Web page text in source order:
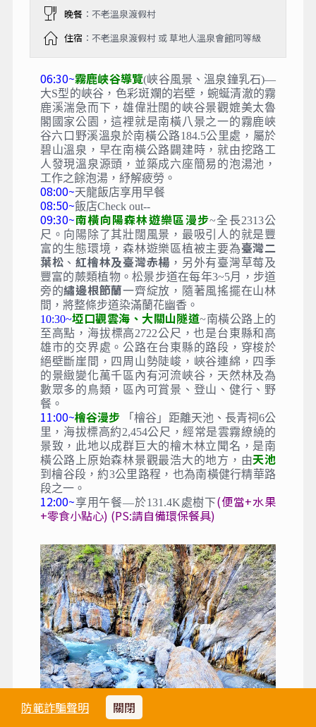
防範詐騙聲明 關閉
晨喚-霧鹿峽谷導覽-早餐-向陽
松景步道-啞口觀雲海-大關山隧
道-檜谷漫步-天池-梅山口遊客
中心-不老溫泉渡假村
早餐：飯店內
午餐：便當+水果+零食小點心
晚餐：不老溫泉渡假村
住宿：不老溫泉渡假村 或 草地人溫泉會館同等級
06:30~霧鹿峽谷導覽(峽谷風景、溫泉鐘乳石)—
大S型的峽谷，色彩斑斕的岩壁，蜿蜒清澈的霧
鹿溪湍急而下，雄偉壯闊的峽谷景觀媲美太魯
閣國家公園，這裡就是南橫八景之一的霧鹿峽
谷六口野溪溫泉於南橫公路184.5公里處，屬於
碧山溫泉，早在南橫公路闢建時，就由挖路工
人發現溫泉源頭，並築成六座簡易的泡湯池，
工作之餘泡湯，紓解疲勞。
08:00~天龍飯店享用早餐
08:50~飯店Check out--
09:30~南橫向陽森林遊樂區漫步~全長2313公
尺。向陽除了其壯闊風景，最吸引人的就是豐
富的生態環境，森林遊樂區植被主要為
葉松、紅檜林及臺灣赤楊，另外有臺灣草莓及
豐富的蕨類植物。松景步道在每年3~5月，步道
旁的 繡邊根節蘭一齊綻放，隨著風搖擺在山林
間，將整條步道染滿蘭花幽香。
10:30~埡口觀雲海、大關山隧道~南橫公路上的
至高點，海拔標高2722公尺，也是台東縣和高
雄市的交界處。公路在台東縣的路段，穿梭於
絕壁斷崖間，四周山勢陡峻，峽谷連綿，四季
數眾多的鳥類，區內可賞景、登山、健行、野
餐。
11:00~檜谷漫步「檜谷」距離天池、長青祠6公
里，海拔標高約2,454公尺，經常是雲霧繚繞的
景致，此地以成群巨大的檜木林立聞名，是南
橫公路上原始森林景觀最浩大的地方，由天池
到檜谷段，約3公里路程，也為南橫健行精華路
段之一。
12:00~享用午餐—於131.4K處樹下(便當+水果
+零食小點心) (PS:請自備環保餐具)